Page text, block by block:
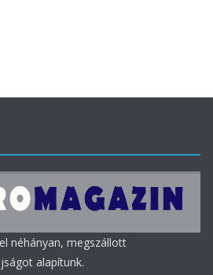
néhányan, megszállott
alapítunk.